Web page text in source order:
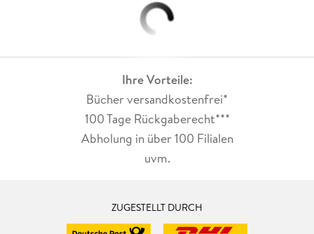
Ihre Vorteile:
Bücher versandkostenfrei*
100 Tage Rückgaberecht***
Abholung in über 100 Filialen
uvm.
ZUGESTELLT DURCH